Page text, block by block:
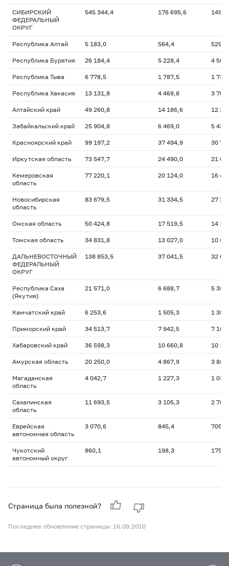
СИБИРСКИЙ
ФЕДЕРАЛЬНЫЙ
ОКРУГ
545 344,4 176 695,6 149
Республика Алтай 5 183,0 564,4 529,0
Республика Бурятия 26 184,4 5 228,4 4
Республика Тыва 6 778,5 1 787,5 1
Республика Хакасия 13 131,8 4 469,8 3
Алтайский край 49 260,8 14 186,6 12
Забайкальский край 25 904,8 6 469,0 5
Красноярский край 99 197,2 37 494,9 30
Иркутская область 73 547,7 24 490,0 21
Кемеровская
область
77 220,1 20 124,0 16
Новосибирская
область
83 679,5 31 334,5 27
Омская область 50 424,8 17 519,5 14
Томская область 34 831,8 13 027,0 10
ДАЛЬНЕВОСТОЧНЫЙ
ФЕДЕРАЛЬНЫЙ
ОКРУГ
138 853,5 37 041,5 32
Республика Саха
(Якутия)
21 571,0 6 688,7 5
Камчатский край 6 253,6 1 505,3 1
Приморский край 34 513,7 7 942,5 7
Хабаровский край 36 598,3 10 660,8 10
Амурская область 20 250,0 4 867,9 3
Магаданская
область
4 042,7 1 227,3 1
Сахалинская
область
11 693,5 3 105,3 2
Еврейская
автономная область
3 070,6 845,4 705,3
Чукотский
автономный округ
860,1 198,3 175,1
Страница была полезной?
Последнее обновление страницы: 16.09.2010